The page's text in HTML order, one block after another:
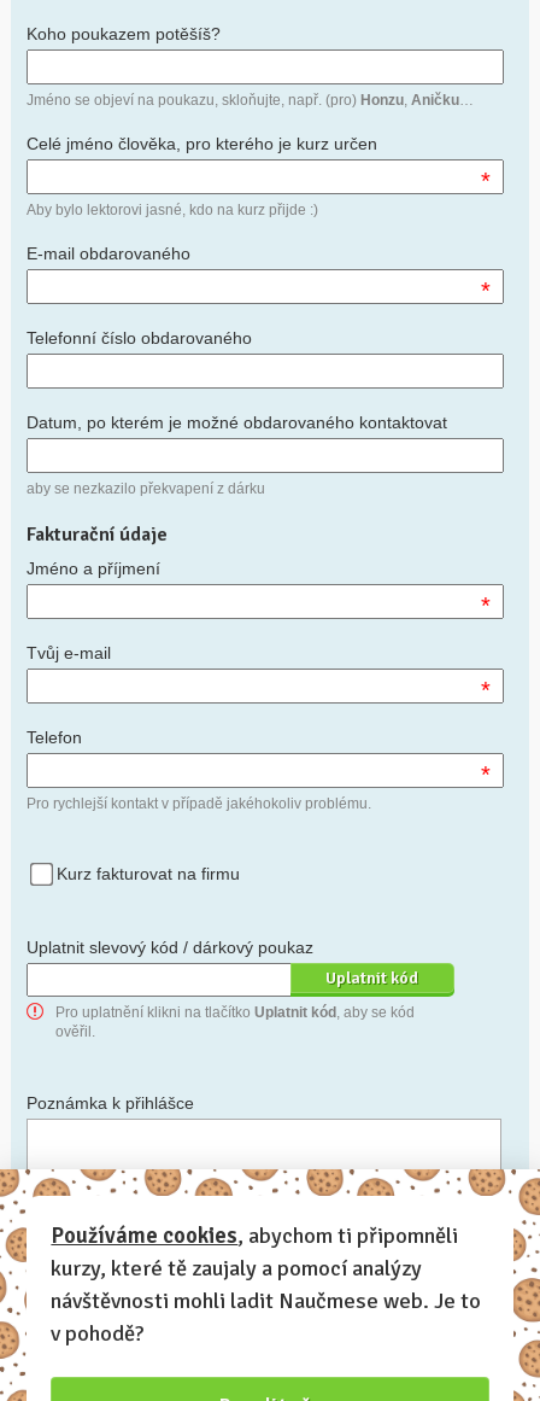
Koho poukazem potěšíš?
Jméno se objeví na poukazu, skloňujte, např. (pro) Honzu, Aničku…
Celé jméno člověka, pro kterého je kurz určen
*
Aby bylo lektorovi jasné, kdo na kurz přijde :)
E-mail obdarovaného
*
Telefonní číslo obdarovaného
Datum, po kterém je možné obdarovaného kontaktovat
aby se nezkazilo překvapení z dárku
Fakturační údaje
Jméno a příjmení
*
Tvůj e-mail
*
Telefon
*
Pro rychlejší kontakt v případě jakéhokoliv problému.
Kurz fakturovat na firmu
Uplatnit slevový kód / dárkový poukaz
Pro uplatnění klikni na tlačítko Uplatnit kód , aby se kód
ověřil.
Poznámka k přihlášce
Chceš-li se na cokoli zeptat, nebo ke své přihlášce poznamenat.
Anonymní profil – odesláním přihlášky se automaticky
vytvoří tvůj profil na Naučmese. Zatrhni tuto volbu a profil
bude skrytý.
Chci dostávat Naučmese newsletter
Používáme cookies, abychom ti připomněli
kurzy, které tě zaujaly a pomocí analýzy
návštěvnosti mohli ladit Naučmese web. Je to
v pohodě?